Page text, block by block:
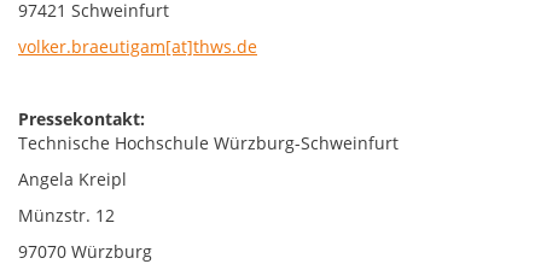
97421 Schweinfurt
volker.braeutigam[at]thws.de
Pressekontakt:
Technische Hochschule Würzburg-Schweinfurt
Angela Kreipl
Münzstr. 12
97070 Würzburg